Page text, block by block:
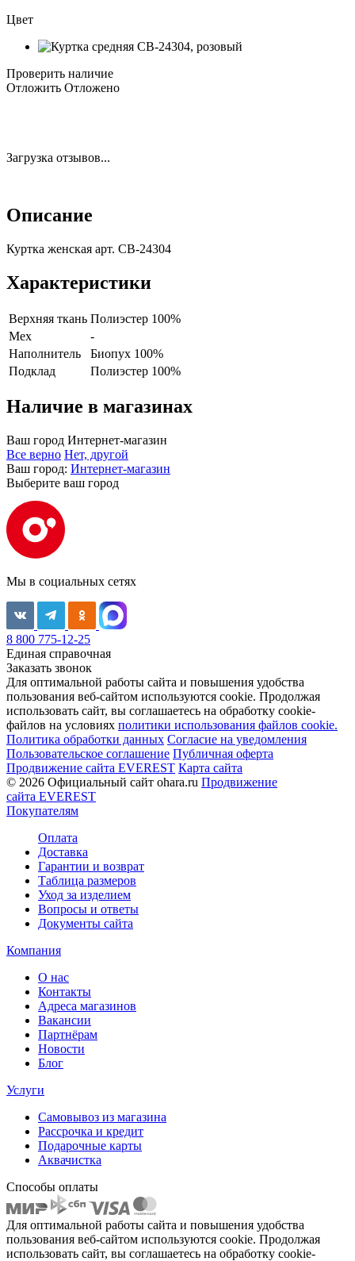
Цвет
Проверить наличие
Отложить Отложено
Загрузка отзывов...
Описание
Куртка женская арт. CB-24304
Характеристики
Верхняя ткань Полиэстер 100%
Мех
-
Наполнитель
Биопух 100%
Подклад
Полиэстер 100%
Наличие в магазинах
Ваш город Интернет-магазин
Все верно Нет, другой
Ваш город: Интернет-магазин
Выберите ваш город
Мы в социальных сетях
8 800 775-12-25
Единая справочная
Заказать звонок
Для оптимальной работы сайта и повышения удобства
пользования веб-сайтом используются cookie. Продолжая
использовать сайт, вы соглашаетесь на обработку cookie-
файлов на условиях политики использования файлов cookie.
Политика обработки данных Согласие на уведомления
Пользовательское соглашение Публичная оферта
Продвижение сайта EVEREST Карта сайта
© 2026 Официальный сайт ohara.ru Продвижение
сайта EVEREST
Покупателям
Оплата
Доставка
Гарантии и возврат
Таблица размеров
Уход за изделием
Вопросы и ответы
Документы сайта
Компания
О нас
Контакты
Адреса магазинов
Вакансии
Партнёрам
Новости
Блог
Услуги
Самовывоз из магазина
Рассрочка и кредит
Подарочные карты
Аквачистка
Способы оплаты
Для оптимальной работы сайта и повышения удобства
пользования веб-сайтом используются cookie. Продолжая
использовать сайт, вы соглашаетесь на обработку cookie-